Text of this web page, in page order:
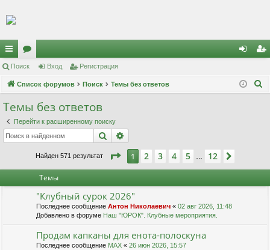
Регистрация
с
ы
лк
и
ор
ум д ис
Поиск Вход Регистрация
Список форумов Поиск Темы без ответов
Темы без ответов
Перейти к расширенному поиску
Поиск
Найден 571 результат Страница из 12
1 2 3 4 5 12
Темы
"Клубный сурок 2026"
Последнее сообщение Антон Николаевич « 02 авг 2026, 11:48
Добавлено в форуме Наш "ЮРОК". Клубные мероприятия.
Продам капканы для енота-полоскуна
Последнее сообщение MAX « 26 июн 2026, 15:57